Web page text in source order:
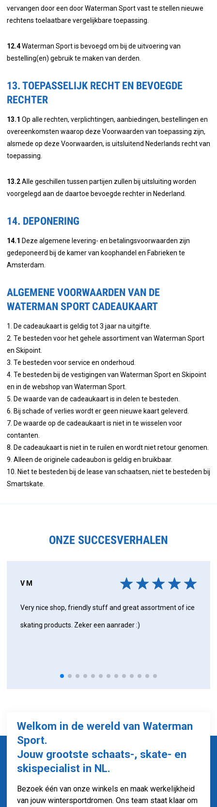
vervangen door een door Waterman Sport vast te stellen nieuwe
rechtens toelaatbare vergelijkbare toepassing.
12.4Waterman Sport is bevoegd om bij de uitvoering van
bestelling(en) gebruik te maken van derden.
13. TOEPASSELIJK RECHT EN BEVOEGDE
RECHTER
13.1 Op alle rechten, verplichtingen, aanbiedingen, bestellingen en
overeenkomsten waarop deze Voorwaarden van toepassing zijn,
alsmede op deze Voorwaarden, is uitsluitend Nederlands recht van
toepassing.
13.2Alle geschillen tussen partijen zullen bij uitsluiting worden
voorgelegd aan de daartoe bevoegde rechter in Nederland.
14. DEPONERING
14.1 Deze algemene levering- en betalingsvoorwaarden zijn
gedeponeerd bij de kamer van koophandel en Fabrieken te
Amsterdam.
ALGEMENE VOORWAARDEN VAN DE
WATERMAN SPORT CADEAUKAART
1. De cadeaukaart is geldig tot 3 jaar na uitgifte.
2. Te besteden voor het gehele assortiment van Waterman Sport
en Skipoint.
3. Te besteden voor service en onderhoud.
4. Te besteden bij de vestigingen van Waterman Sport en Skipoint
en in de webshop van Waterman Sport.
5. De waarde van de cadeaukaart is in delen te besteden.
6. Bij schade of verlies wordt er geen nieuwe kaart geleverd.
7. De waarde op de cadeaukaart is niet in te wisselen voor
contanten.
8. De cadeaukaart is niet in te ruilen en wordt niet retour genomen.
9. Alleen de originele cadeaubon is geldig en bruikbaar.
10. Niet te besteden bij de lease van schaatsen, niet te besteden bij
Smartskate.
ONZE SUCCESVERHALEN
V M
Very nice shop, friendly stuff and great assortment of ice
skating products. Zeker een aanrader :)
Welkom in de wereld van Waterman
Sport.
Jouw grootste schaats-, skate- en
skispecialist in NL.
Bezoek één van onze winkels en maak werkelijkheid
van jouw wintersportdromen. Ons team staat klaar om